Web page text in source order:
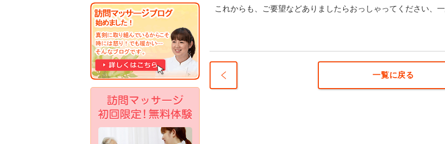
これからも、ご要望などありましたらおっしゃってください、
一覧に戻る